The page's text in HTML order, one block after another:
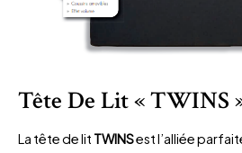
Tête De Lit « TWINS
La tête de lit TWINSest l’alliée